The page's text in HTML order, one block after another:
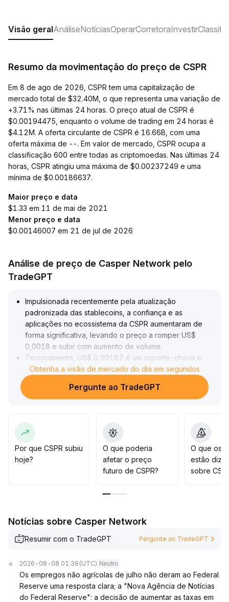
Visão geralAnáliseNotíciasOperarCorretoraInvestir
Resumo da movimentação do preço de CSPR
Em 8 de ago de 2026, CSPR tem uma capitalização de
mercado total de $32.40M, o que representa uma variação de
+3.71% nas últimas 24 horas. O preço atual de CSPR é
$0.00194475, enquanto o volume de trading em 24 horas é
$4.12M. A oferta circulante de CSPR é 16.66B, com uma
oferta máxima de --. Em valor de mercado, CSPR ocupa a
classificação 600 entre todas as criptomoedas. Nas últimas 24
horas, CSPR atingiu uma máxima de $0.00237249 e uma
mínima de $0.00186637.
Maior preço e data
$1.33 em 11 de mai de 2021
Menor preço e data
$0.00146007 em 21 de jul de 2026
Análise de preço de Casper Network pelo
TradeGPT
Impulsionada recentemente pela atualização
padronizada das stablecoins, a confiança e as
aplicações no ecossistema da CSPR aumentaram de
forma significativa, levando o preço a romper US$
0,0018 e subir com aumento de volume.
Tecnicamente, US$ 0,00182 é um suporte-chave e
US$ 0,00194 é uma resistência importante; o volume
negociado em máximas intradiárias cresceu
acentuadamente, intensificando a disputa de capitais
volume, é apropriado considerar posições em
correções
Caso contrário, se perder os suportes em US$ 0,00194
e US$ 0,00182, é preciso estar atento ao risco de
ajuste, otimizando dinamicamente o portfólio
Obtenha a visão de mercado do dia em segundos
Pergunte ao TradeGPT
Por que CSPR subiu
hoje?
O que poderia
afetar o preço
futuro de CSPR?
O que os
estão
sobre
Notícias sobre Casper Network
Resumir com o TradeGPT Pergunte ao TradeGPT
2026-08-08 01:39 (UTC) Neutro
Os empregos não agrícolas de julho não deram ao Federal
Reserve uma resposta clara; a "Nova Agência de Notícias
do Federal Reserve": a decisão de aumentar as taxas em